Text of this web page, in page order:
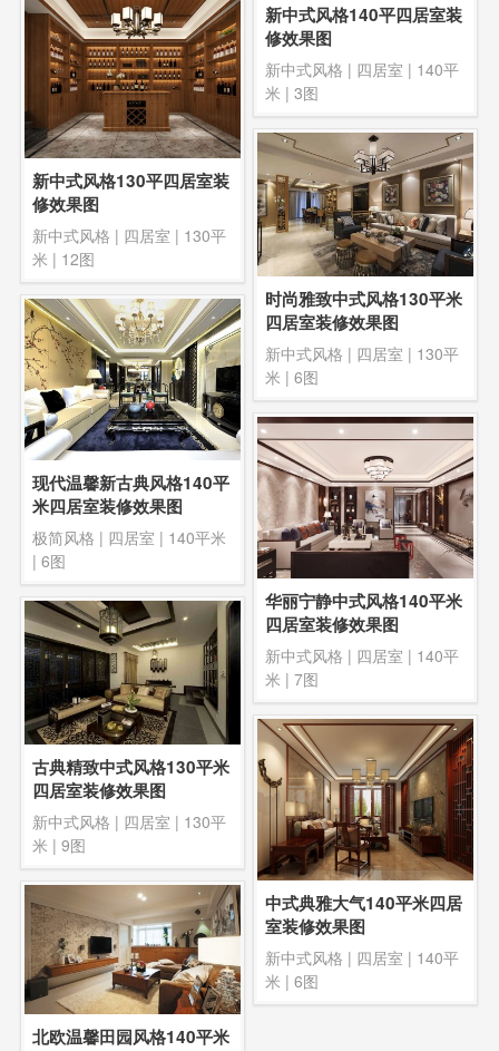
新中式风格140平四居室装
修效果图
新中式风格 | 四居室 | 140平
米 | 3图
新中式风格130平四居室装
修效果图
新中式风格 | 四居室 | 130平
米 | 12图
时尚雅致中式风格130平米
四居室装修效果图
新中式风格 | 四居室 | 130平
米 | 6图
现代温馨新古典风格140平
米四居室装修效果图
极简风格 | 四居室 | 140平米
| 6图
华丽宁静中式风格140平米
四居室装修效果图
新中式风格 | 四居室 | 140平
米 | 7图
古典精致中式风格130平米
四居室装修效果图
新中式风格 | 四居室 | 130平
米 | 9图
中式典雅大气140平米四居
室装修效果图
新中式风格 | 四居室 | 140平
米 | 6图
北欧温馨田园风格140平米